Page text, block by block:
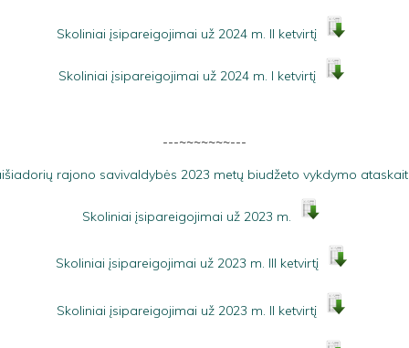
Skoliniai įsipareigojimai už 2024 m. II ketvirtį
Skoliniai įsipareigojimai už 2024 m. I ketvirtį
---~~~~~~~---
rajono savivaldybės 2023 metų biudžeto vykdymo
Skoliniai įsipareigojimai už 2023 m.
Skoliniai įsipareigojimai už 2023 m. III ketvirtį
Skoliniai įsipareigojimai už 2023 m. II ketvirtį